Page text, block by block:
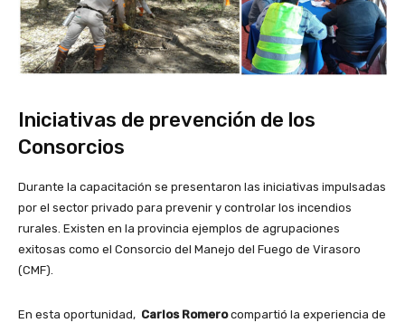
Iniciativas de prevención de los
Consorcios
Durante la capacitación se presentaron las iniciativas impulsadas
por el sector privado para prevenir y controlar los incendios
rurales. Existen en la provincia ejemplos de agrupaciones
exitosas como el Consorcio del Manejo del Fuego de Virasoro
(CMF).
En esta oportunidad, Carlos Romerocompartió la experiencia de